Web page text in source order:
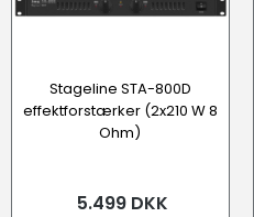
Stageline STA-800D
effektforstærker (2x210 W 8
Ohm)
5.499 DKK